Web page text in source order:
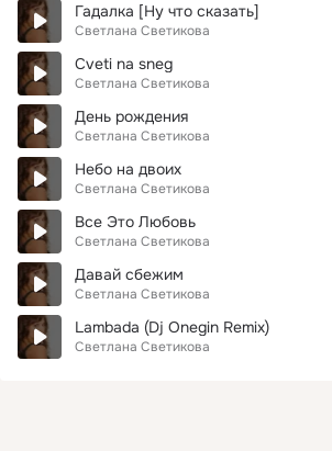
Гадалка [Ну что сказать]
Светлана Светикова
Cveti na sneg
Светлана Светикова
День рождения
Светлана Светикова
Небо на двоих
Светлана Светикова
Все Это Любовь
Светлана Светикова
Давай сбежим
Светлана Светикова
Lambada (Dj Onegin Remix)
Светлана Светикова